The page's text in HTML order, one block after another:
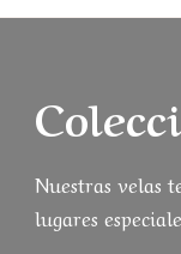
Nuestras velas
lugares